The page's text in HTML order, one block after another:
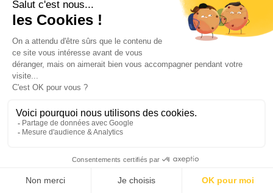
Sur les routes depuis 1943
Nous sommes une entreprise familiale, spécialiste dans la
vente de prêt-à-porter, literie, linge de maison à domicile
ou en établissements.